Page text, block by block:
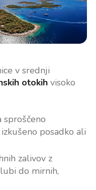
v srednji
otokihvisoko
posadko ali
zalivov z
do mirnih,